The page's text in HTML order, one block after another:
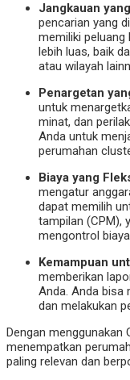
Jangkauan
pencarian yang
memiliki peluang
lebih luas, baik
atau wilayah
Penargetan
untuk
minat, dan
Anda untuk
perumahan
Biaya yang
mengatur
dapat memilih
tampilan (CPM),
mengontrol
Kemampuan
memberikan
Anda. Anda bisa
dan melakukan
Dengan
menempatkan
paling relevan dan